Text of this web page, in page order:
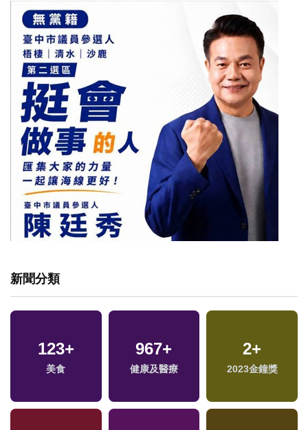
新聞分類
123+
美食
967+
健康及醫療
2+
2023金鐘獎